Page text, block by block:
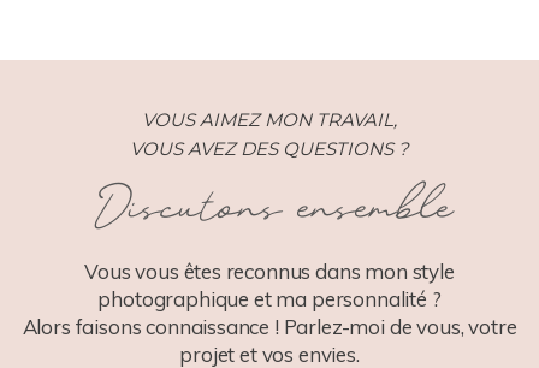
VOUS AIMEZ MON TRAVAIL,
VOUS AVEZ DES QUESTIONS ?
Discutons ensemble
Vous vous êtes reconnus dans mon style
photographique et ma personnalité ?
Alors faisons connaissance ! Parlez-moi de vous, votre
projet et vos envies.